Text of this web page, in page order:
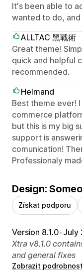
It's been able to
wanted to do,
ALLTAC 黑戰術
Great theme!
quick and helpful
recommended.
Helmand
Best theme ever!
commerce
but this is my big
support is
comunication!
Professionaly
Design:
Získat podporu
Version 8.1.0•July
Xtra v8.1.0
and general fixes
Zobrazit